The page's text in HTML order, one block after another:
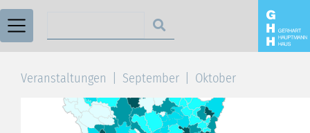
Veranstaltungen September Oktober